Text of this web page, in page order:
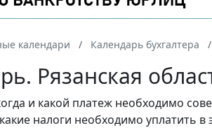
календари Календарь бухгалтера
Рязанская
и какой платеж необходимо
налоги необходимо уплатить